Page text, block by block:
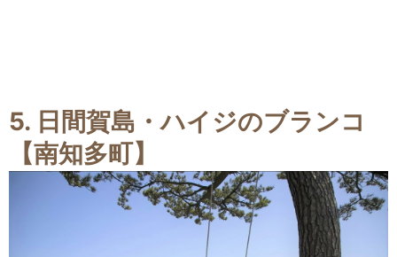
5. 日間賀島・ハイジのブランコ
【南知多町】